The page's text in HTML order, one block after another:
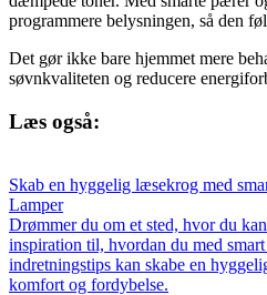
programmere belysningen, så den
Det gør ikke bare hjemmet mere
søvnkvaliteten og reducere
Læs også:
Skab en hyggelig læsekrog med
Lamper
Drømmer du om et sted, hvor du
inspiration til, hvordan du med
indretningstips kan skabe en
komfort og fordybelse.